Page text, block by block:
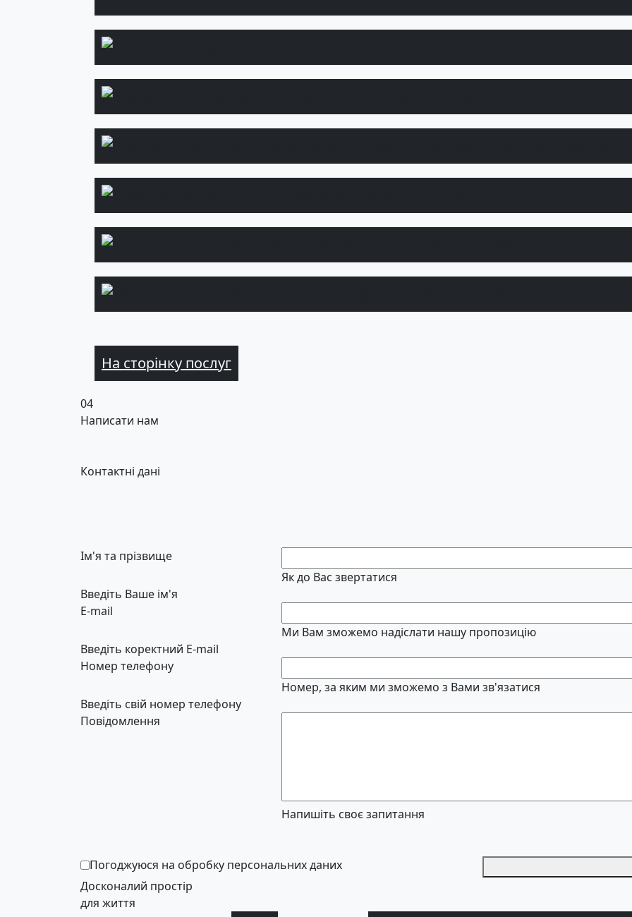
На сторінку послуг
04
Написати нам
Контактні дані
Ім'я та прізвище
Як до Вас звертатися
Введіть Ваше ім'я
E-mail
Ми Вам зможемо надіслати нашу пропозицію
Введіть коректний E-mail
Номер телефону
Номер, за яким ми зможемо з Вами зв'язатися
Введіть свій номер телефону
Повідомлення
Напишіть своє запитання
Погоджуюся на обробку персональних даних
Досконалий простір
для життя